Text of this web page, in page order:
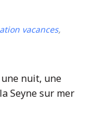
vacances,
nuit, une
Seyne sur mer